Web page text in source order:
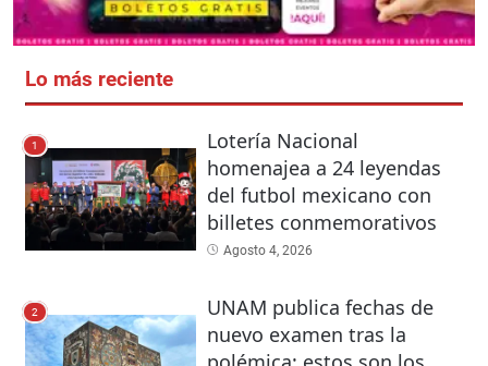
Lo más reciente
1
Lotería Nacional
homenajea a 24 leyendas
del futbol mexicano con
billetes conmemorativos
Agosto 4, 2026
2
UNAM publica fechas de
nuevo examen tras la